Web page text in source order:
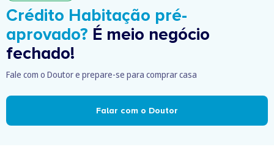
Crédito Habitação pré-
aprovado? É meio negócio
fechado!
Fale com o Doutor e prepare-se para comprar casa
Falar com o Doutor